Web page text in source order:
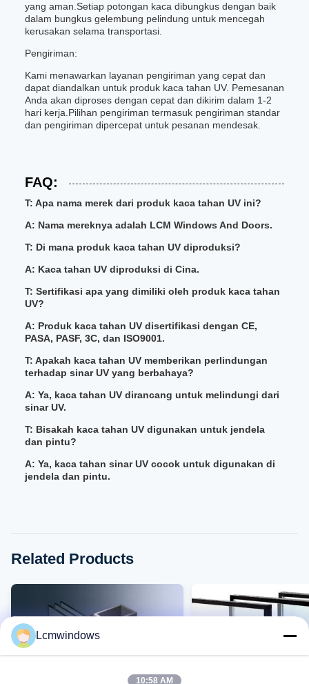
yang aman.Setiap potongan kaca dibungkus dengan baik
dalam bungkus gelembung pelindung untuk mencegah
kerusakan selama transportasi.
Pengiriman:
Kami menawarkan layanan pengiriman yang cepat dan
dapat diandalkan untuk produk kaca tahan UV. Pemesanan
Anda akan diproses dengan cepat dan dikirim dalam 1-2
hari kerja.Pilihan pengiriman termasuk pengiriman standar
dan pengiriman dipercepat untuk pesanan mendesak.
FAQ:
T: Apa nama merek dari produk kaca tahan UV ini?
A: Nama mereknya adalah LCM Windows And Doors.
T: Di mana produk kaca tahan UV diproduksi?
A: Kaca tahan UV diproduksi di Cina.
T: Sertifikasi apa yang dimiliki oleh produk kaca tahan
UV?
A: Produk kaca tahan UV disertifikasi dengan CE,
PASA, PASF, 3C, dan ISO9001.
T: Apakah kaca tahan UV memberikan perlindungan
terhadap sinar UV yang berbahaya?
A: Ya, kaca tahan UV dirancang untuk melindungi dari
sinar UV.
T: Bisakah kaca tahan UV digunakan untuk jendela
dan pintu?
A: Ya, kaca tahan sinar UV cocok untuk digunakan di
jendela dan pintu.
Related Products
Lcmwindows
10:58 AM